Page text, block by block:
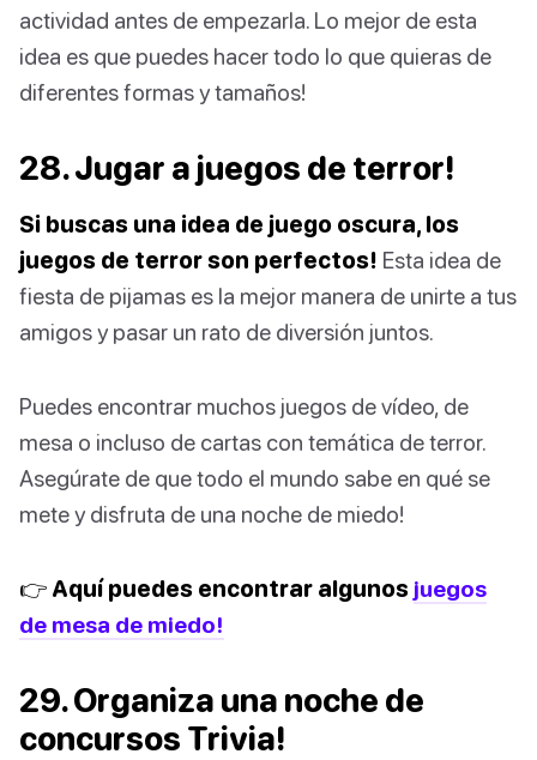
actividad antes de empezarla. Lo mejor de esta
idea es que puedes hacer todo lo que quieras de
diferentes formas y tamaños!
28. Jugar a juegos de terror!
Si buscas una idea de juego oscura, los
juegos de terror son perfectos! Esta idea de
fiesta de pijamas es la mejor manera de unirte a tus
amigos y pasar un rato de diversión juntos.
Puedes encontrar muchos juegos de vídeo, de
mesa o incluso de cartas con temática de terror.
Asegúrate de que todo el mundo sabe en qué se
mete y disfruta de una noche de miedo!
👉 Aquí puedes encontrar algunos juegos
de mesa de miedo!
29. Organiza una noche de
concursos Trivia!